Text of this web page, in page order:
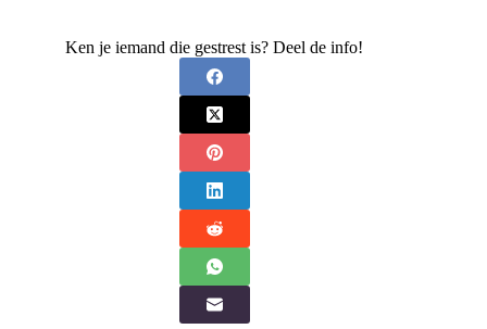
Ken je iemand die gestrest is? Deel de info!